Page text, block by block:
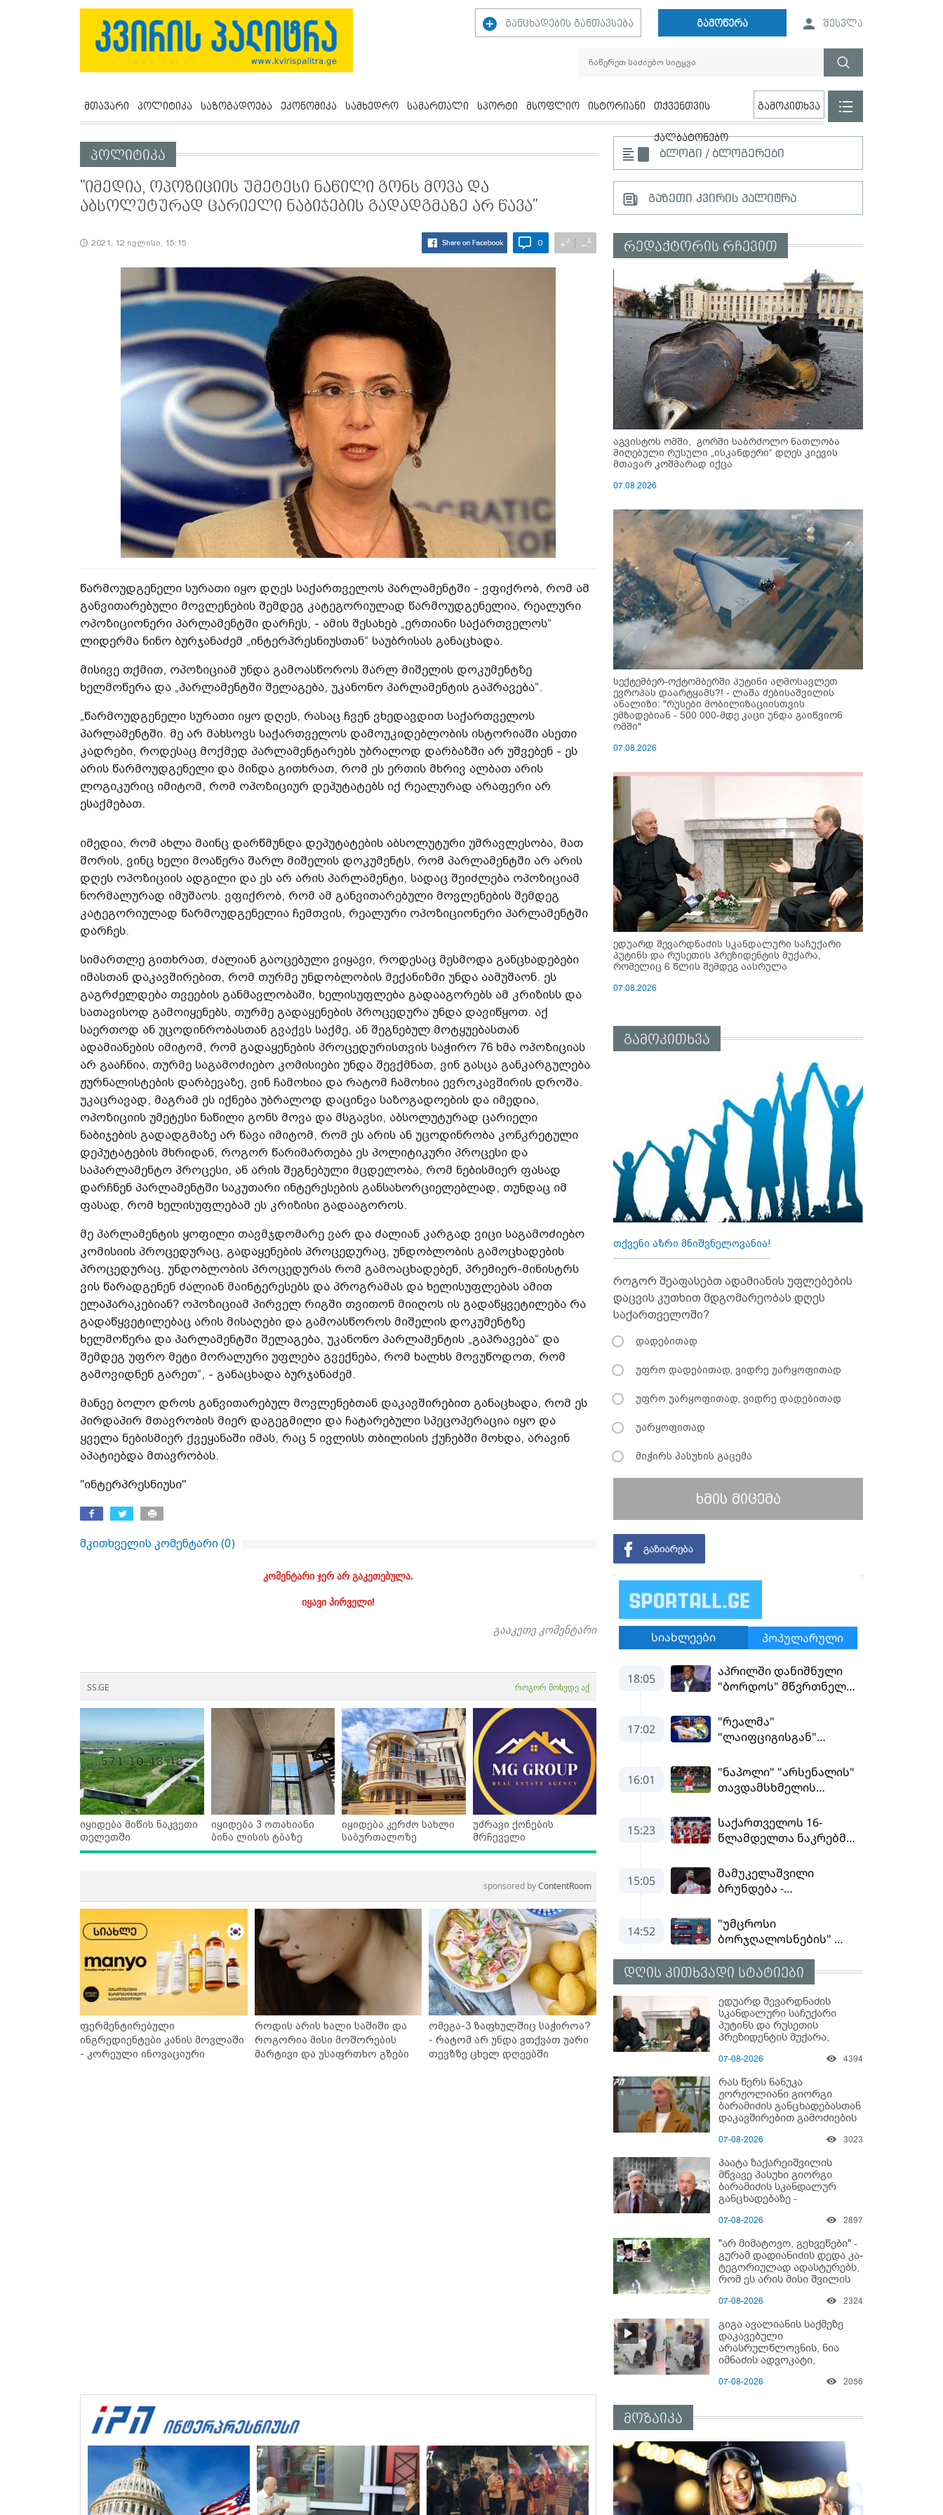
განცხადების განთავსება გამოწერა შესვლა
მთავარი პოლიტიკა საზოგადოება ეკონომიკა სამხედრო სამართალი სპორტი მსოფლიო ისტორიანი თქვენთვის
ქალბატონებო
გამოკითხვა
პოლიტიკა
"იმედია, ოპოზიციის უმეტესი ნაწილი გონს მოვა და
აბსოლუტურად ცარიელი ნაბიჯების გადადგმაზე არ წავა"
2021, 12 ივლისი, 15:15 0 +A −A
წარმოუდგენელი სურათი იყო დღეს საქართველოს პარლამენტში - ვფიქრობ, რომ ამ
განვითარებული მოვლენების შემდეგ კატეგორიულად წარმოუდგენელია, რეალური
ოპოზიციონერი პარლამენტში დარჩეს, - ამის შესახებ „ერთიანი საქართველოს“
ლიდერმა ნინო ბურჯანაძემ „ინტერპრესნიუსთან“ საუბრისას განაცხადა.
მისივე თქმით, ოპოზიციამ უნდა გამოასწოროს შარლ მიშელის დოკუმენტზე
ხელმოწერა და „პარლამენტში შელაგება, უკანონო პარლამენტის გაპრავება“.
„წარმოუდგენელი სურათი იყო დღეს, რასაც ჩვენ ვხედავდით საქართველოს
პარლამენტში. მე არ მახსოვს საქართველოს დამოუკიდებლობის ისტორიაში ასეთი
კადრები, როდესაც მოქმედ პარლამენტარებს უბრალოდ დარბაზში არ უშვებენ - ეს
არის წარმოუდგენელი და მინდა გითხრათ, რომ ეს ერთის მხრივ ალბათ არის
ლოგიკურიც იმიტომ, რომ ოპოზიციურ დეპუტატებს იქ რეალურად არაფერი არ
ესაქმებათ.
იმედია, რომ ახლა მაინც დარწმუნდა დეპუტატების აბსოლუტური უმრავლესობა, მათ
შორის, ვინც ხელი მოაწერა შარლ მიშელის დოკუმენტს, რომ პარლამენტში არ არის
დღეს ოპოზიციის ადგილი და ეს არ არის პარლამენტი, სადაც შეიძლება ოპოზიციამ
ნორმალურად იმუშაოს. ვფიქრობ, რომ ამ განვითარებული მოვლენების შემდეგ
კატეგორიულად წარმოუდგენელია ჩემთვის, რეალური ოპოზიციონერი პარლამენტში
დარჩეს.
სიმართლე გითხრათ, ძალიან გაოცებული ვიყავი, როდესაც მესმოდა განცხადებები
იმასთან დაკავშირებით, რომ თურმე უნდობლობის მექანიზმი უნდა აამუშაონ. ეს
გაგრძელდება თვეების განმავლობაში, ხელისუფლება გადააგორებს ამ კრიზისს და
სათავისოდ გამოიყენებს, თურმე გადაყენების პროცედურა უნდა დავიწყოთ. აქ
საერთოდ ან უცოდინრობასთან გვაქვს საქმე, ან შეგნებულ მოტყუებასთან
ადამიანების იმიტომ, რომ გადაყენების პროცედურისთვის საჭირო 76 ხმა ოპოზიციას
არ გააჩნია, თურმე საგამოძიებო კომისიები უნდა შევქმნათ, ვინ გასცა განკარგულება
ჟურნალისტების დარბევაზე, ვინ ჩამოხია და რატომ ჩამოხია ევროკავშირის დროშა.
უკაცრავად, მაგრამ ეს იქნება უბრალოდ დაცინვა საზოგადოების და იმედია,
ოპოზიციის უმეტესი ნაწილი გონს მოვა და მსგავსი, აბსოლუტურად ცარიელი
ნაბიჯების გადადგმაზე არ წავა იმიტომ, რომ ეს არის ან უცოდინრობა კონკრეტული
დეპუტატების მხრიდან, როგორ წარიმართება ეს პოლიტიკური პროცესი და
საპარლამენტო პროცესი, ან არის შეგნებული მცდელობა, რომ ნებისმიერ ფასად
დარჩნენ პარლამენტში საკუთარი ინტერესების განსახორციელებლად, თუნდაც იმ
ფასად, რომ ხელისუფლებამ ეს კრიზისი გადააგოროს.
მე პარლამენტის ყოფილი თავმჯდომარე ვარ და ძალიან კარგად ვიცი საგამოძიებო
კომისიის პროცედურაც, გადაყენების პროცედურაც, უნდობლობის გამოცხადების
პროცედურაც. უნდობლობის პროცედურას რომ გამოაცხადებენ, პრემიერ-მინისტრს
ვის წარადგენენ ძალიან მაინტერესებს და პროგრამას და ხელისუფლებას ამით
ელაპარაკებიან? ოპოზიციამ პირველ რიგში თვითონ მიიღოს ის გადაწყვეტილება რა
გადაწყვეტილებაც არის მისაღები და გამოასწოროს მიშელის დოკუმენტზე
ხელმოწერა და პარლამენტში შელაგება, უკანონო პარლამენტის „გაპრავება“ და
შემდეგ უფრო მეტი მორალური უფლება გვექნება, რომ ხალხს მოვუწოდოთ, რომ
გამოვიდნენ გარეთ“, - განაცხადა ბურჯანაძემ.
მანვე ბოლო დროს განვითარებულ მოვლენებთან დაკავშირებით განაცხადა, რომ ეს
პირდაპირ მთავრობის მიერ დაგეგმილი და ჩატარებული სპეცოპერაცია იყო და
ყველა ნებისმიერ ქვეყანაში იმას, რაც 5 ივლისს თბილისის ქუჩებში მოხდა, არავინ
აპატიებდა მთავრობას.
"ინტერპრესნიუსი"
მკითხველის კომენტარი (0)
კომენტარი ჯერ არ გაკეთებულა.
იყავი პირველი!
გააკეთე კომენტარი
SS.GE როგორ მოხვდე აქ
იყიდება მიწის ნაკვეთი
თელეთში
იყიდება 3 ოთახიანი
ბინა ლისის ტბაზე
იყიდება კერძო სახლი
საბურთალოზე
უძრავი ქონების
მრჩეველი
sponsored byContentRoom
ფერმენტირებული
ინგრედიენტები კანის მოვლაში
- კორეული ინოვაციური
როდის არის ხალი საშიში და
როგორია მისი მოშორების
მარტივი და უსაფრთხო გზები
ომეგა-3 ზაფხულშიც საჭიროა?
- რატომ არ უნდა ვთქვათ უარი
თევზზე ცხელ დღეებში
ბლოგი / ბლოგერები
გაზეთი კვირის პალიტრა
რედაქტორის რჩევით
აგვისტოს ომში, გორში საბრძოლო ნათლობა
მიღებული რუსული „ისკანდერი“ დღეს კიევის
მთავარ კოშმარად იქცა
07.08.2026
სექტემბერ-ოქტომბერში პუტინი აღმოსავლეთ
ევროპას დაარტყამს?! - ლაშა ძებისაშვილის
ანალიზი: "რუსები მობი­ლიზაციისთვის
ემზადებიან - 500 000-მდე კაცი უნდა გაიწვიონ
ომში"
07.08.2026
ედუარდ შევარდნაძის სკანდალური საჩუქარი
პუტინს და რუსეთის პრეზიდენტის მუქარა,
რომელიც 6 წლის შემდეგ აასრულა
07.08.2026
გამოკითხვა
თქვენი აზრი მნიშვნელოვანია!
როგორ შეაფასებთ ადამიანის უფლებების
დაცვის კუთხით მდგომარეობას დღეს
საქართველოში?
დადებითად
უფრო დადებითად, ვიდრე უარყოფითად
უფრო უარყოფითად, ვიდრე დადებითად
უარყოფითად
მიჭირს პასუხის გაცემა
ხმის მიცემა
დღის კითხვადი სტატიები
ედუარდ შევარდნაძის
სკანდალური საჩუქარი
პუტინს და რუსეთის
პრეზიდენტის მუქარა,
აასრულა
07-08-2026 4394
რას წერს ნანუკა
ჟორჟოლიანი გიორგი
ბარამიძის განცხადებასთან
დაკავშირებით გამოძიების
07-08-2026 3023
პაატა ზაქარეიშვილის
მწვავე პასუხი გიორგი
ბარამიძის სკანდალურ
განცხადებაზე -
ვიცი... კამანში მოკლული
გადმოვასვენე... ბარამიძე
კი ტყუის"
07-08-2026 2897
"არ მიმატოვო, გეხვეწები" -
გუ­რა­მ დადიანიძის დედა კა­
ტე­გო­რი­უ­ლად ადას­ტუ­რებს,
რომ ეს არის მისი შვი­ლის
07-08-2026 2324
გიგა ავალიანის საქმეზე
დაკავებული
არასრულწლოვნის, ნია
იმნაძის ადვოკატი,
გადაღებულ კადრებს
07-08-2026 2056
მოზაიკა